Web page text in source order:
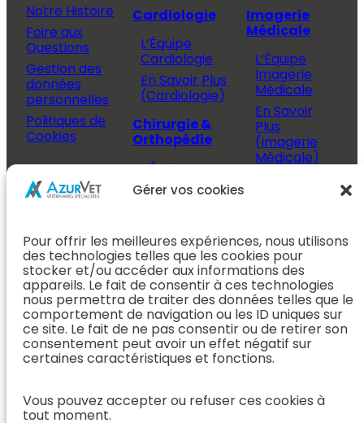
Gérer vos cookies
Pour offrir les meilleures expériences, nous utilisons
des technologies telles que les cookies pour
stocker et/ou accéder aux informations des
appareils. Le fait de consentir à ces technologies
nous permettra de traiter des données telles que le
comportement de navigation ou les ID uniques sur
ce site. Le fait de ne pas consentir ou de retirer son
consentement peut avoir un effet négatif sur
certaines caractéristiques et fonctions.
Vous pouvez accepter ou refuser ces cookies à
tout moment.
Notre Histoire
Foire aux
Questions
Gestion des
données
personnelles
Politiques de
Cookies
Propriétaire
Prendre
rendez-vous
Après mon
rendez-vous
Espace
Vétérinaire
cas
Cardiologie
L’Équipe
Cardiologie
En Savoir Plus
(Cardiologie)
Chirurgie &
Orthopédie
L’Équipe
Chirurgie &
Orthopédie
(Chirurgie &
Orthopédie)
Dentisterie &
ORL
L’Équipe
Dentisterie &
ORL
(Dentisterie &
ORL)
Imagerie
Médicale
L’Équipe
Imagerie
Médicale
En Savoir
Plus
(Imagerie
Médicale)
Médecine
Interne
En Savoir
Plus
(Médecine
Interne)
Neurologie
Neurologie